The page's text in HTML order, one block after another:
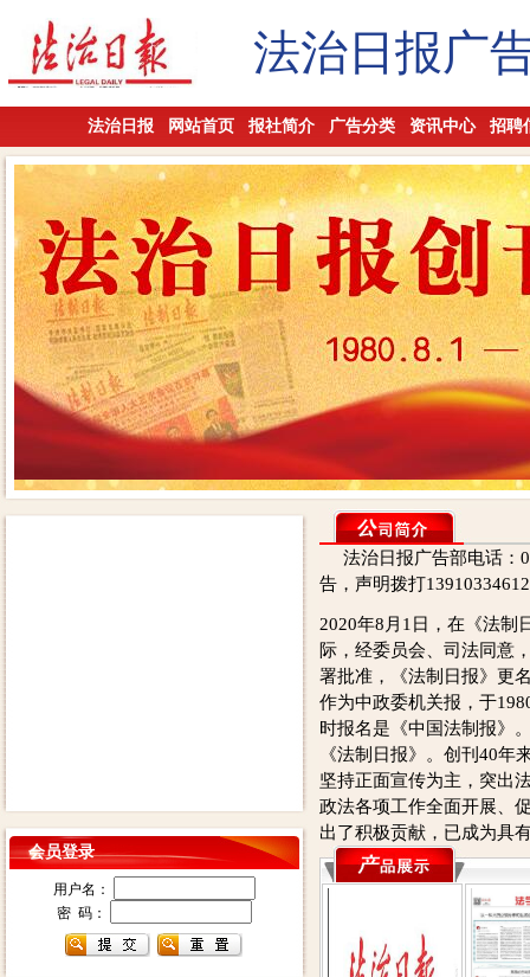
法治日报广
法治日报 网站首页 报社简介 广告分类 资讯中心 招聘
会员登录
用户名：
密 码：
法治日报广告部电话：
告，声明拨打
2020年8月1日，在《法制
际，经委员会、司法同意
署批准，《法制日报》更
作为中政委机关报，于
时报名是《中国法制报》
《法制日报》。创刊40年
坚持正面宣传为主，突出
政法各项工作全面开展、
出了积极贡献，已成为具